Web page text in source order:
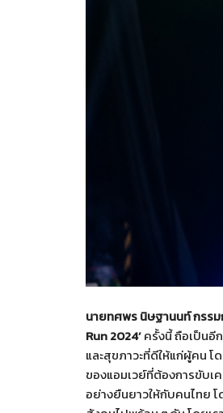
นายทศพร นิษฐานนท์ กรรม
Run 2024’ครั้งนี้ ถือเป็นอี
และสุขภาวะที่ดีให้แก่ผู้คน
ของแอมเวย์ที่ต้องการขับ
อย่างยืนยาวให้กับคนไทย